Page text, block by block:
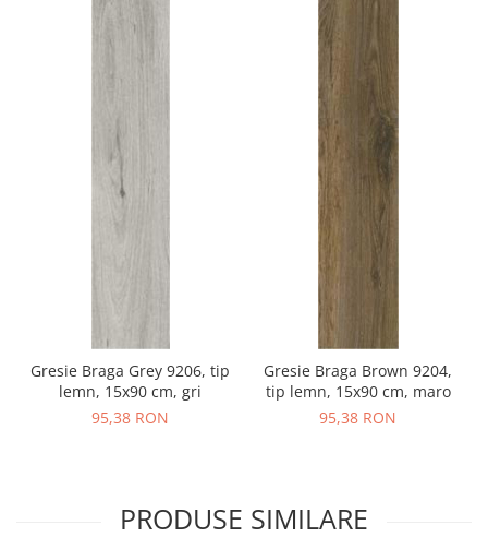
Gresie Braga Grey 9206, tip
lemn, 15x90 cm, gri
95,38 RON
Gresie Braga Brown 9204,
tip lemn, 15x90 cm, maro
95,38 RON
PRODUSE SIMILARE